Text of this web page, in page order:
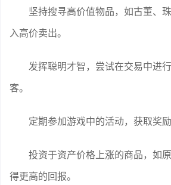
坚持搜寻高价值物品，如古董、
入高价卖出。
发挥聪明才智，尝试在交易中进
客。
定期参加游戏中的活动，获取奖
投资于资产价格上涨的商品，如
得更高的回报。